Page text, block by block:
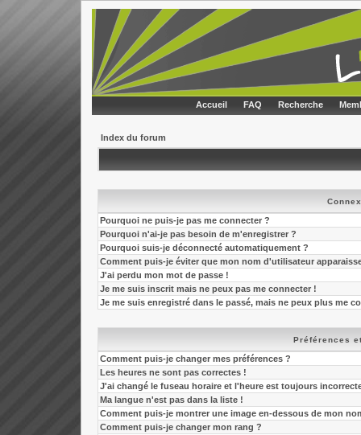
Accueil FAQ Recherche
Index du forum
Pourquoi ne puis-je pas me connecter ?
Pourquoi n'ai-je pas besoin de m'enregistrer ?
Pourquoi suis-je déconnecté automatiquement ?
Comment puis-je éviter que mon nom d'utilisateur
J'ai perdu mon mot de passe !
Je me suis inscrit mais ne peux pas me connecter !
Je me suis enregistré dans le passé, mais ne peux plus me
Préférences
Comment puis-je changer mes préférences ?
Les heures ne sont pas correctes !
J'ai changé le fuseau horaire et l'heure est toujours
Ma langue n'est pas dans la liste !
Comment puis-je montrer une image en-dessous de mon
Comment puis-je changer mon rang ?